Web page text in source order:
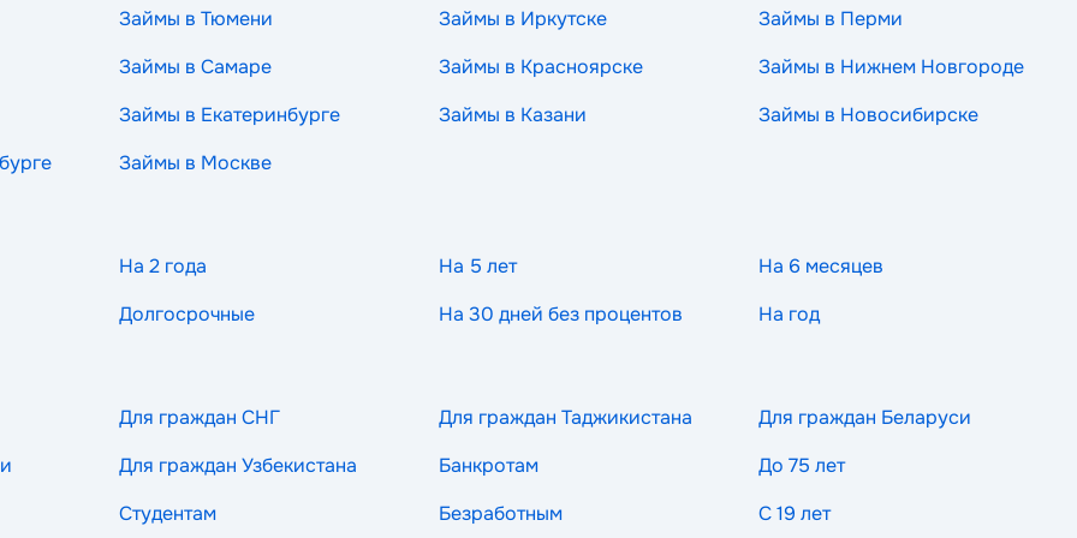
Займы в Тюмени Займы в Иркутске
Займы в Перми
Займы в Самаре
Займы в Красноярске
Займы в Нижнем Новгороде
Займы в Екатеринбурге
Займы в Казани
Займы в Новосибирске
Займы в Москве
На 2 года На 5 лет
На 6 месяцев
Долгосрочные
На 30 дней без процентов На год
Для граждан СНГ Для граждан Таджикистана
Для граждан Беларуси
Для граждан Узбекистана Банкротам
До 75 лет
Студентам
Безработным С 19 лет